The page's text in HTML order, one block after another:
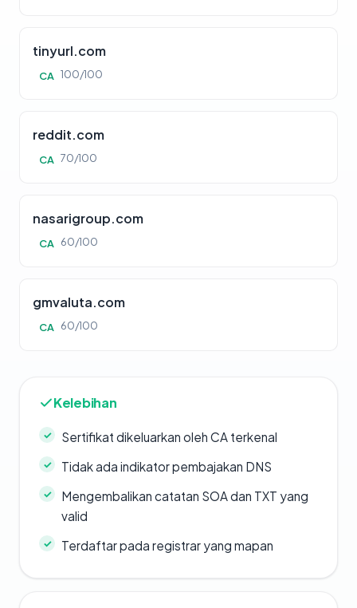
tinyurl.com
CA 100/100
reddit.com
CA 70/100
nasarigroup.com
CA 60/100
gmvaluta.com
CA 60/100
Kelebihan
Sertifikat dikeluarkan oleh CA terkenal
Tidak ada indikator pembajakan DNS
Mengembalikan catatan SOA dan TXT yang
valid
Terdaftar pada registrar yang mapan